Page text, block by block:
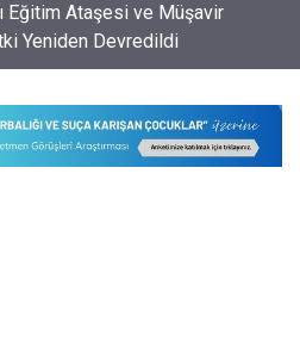
Eğitim Ataşesi ve Müşavir
Yeniden Devredildi